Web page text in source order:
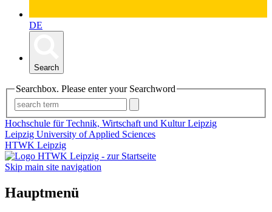
DE
Search
Searchbox. Please enter your Searchword
Hochschule für Technik, Wirtschaft und Kultur Leipzig
Leipzig University of Applied Sciences
HTWK Leipzig
Skip main site navigation
Hauptmenü